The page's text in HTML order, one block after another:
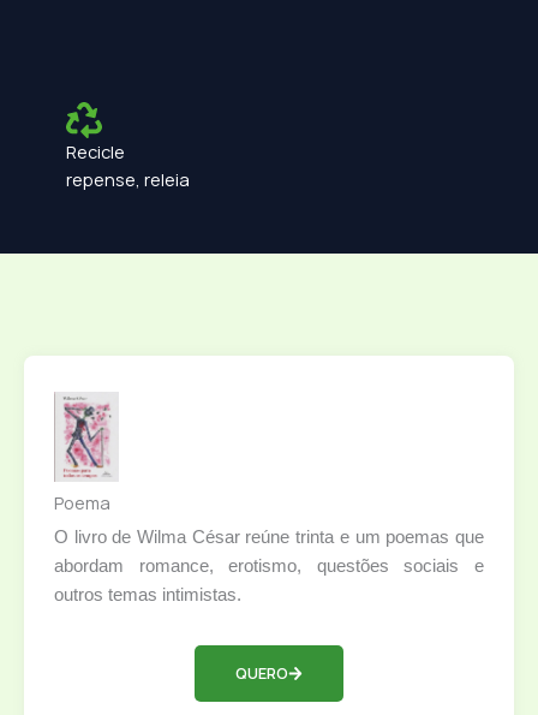
Recicle
repense, releia
Poema
O livro de Wilma César reúne trinta e um poemas que
abordam romance, erotismo, questões sociais e
outros temas intimistas.
QUERO